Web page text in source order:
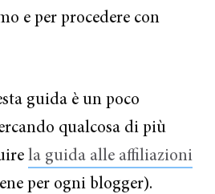
e per procedere con
guida è un poco
qualcosa di più
la guida alle affiliazioni
per ogni blogger).